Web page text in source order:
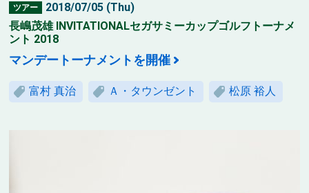
ツアー
2018/07/05 (Thu)
長嶋茂雄 INVITATIONALセガサミーカップゴルフトーナメ
ント 2018
マンデートーナメントを開催
富村 真治 Ａ・タウンゼント 松原 裕人